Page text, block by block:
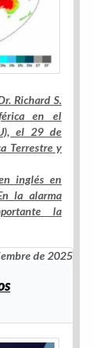
Richard S.
en el
el 29 de
Terrestre y
inglés en
la alarma
la
de 2025